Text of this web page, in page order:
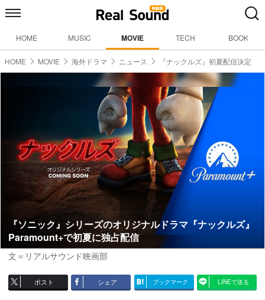
HOME MUSIC MOVIE TECH BOOK
HOME MOVIE 海外ドラマ ニュース 『ナックルズ』初夏配信決定
『ソニック』シリーズのオリジナルドラマ『ナックルズ』
Paramount+で初夏に独占配信
文＝リアルサウンド映画部
ポスト シェア ブックマーク LINEで送る